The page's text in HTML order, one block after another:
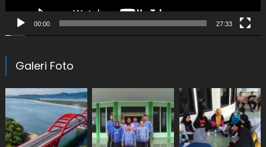
00:00 27:33
Galeri Foto